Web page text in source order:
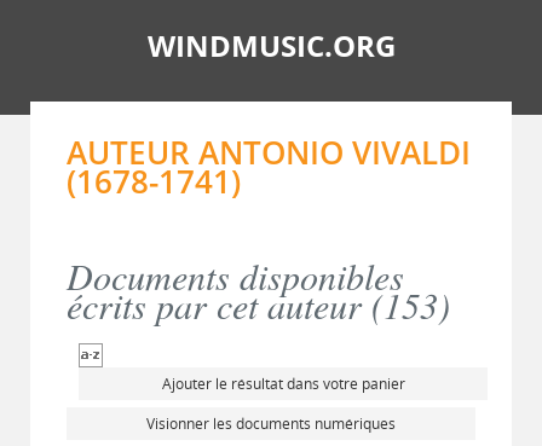
WINDMUSIC.ORG
AUTEUR ANTONIO VIVALDI
(1678-1741)
Documents disponibles
écrits par cet auteur (153)
Ajouter le résultat dans votre panier
Visionner les documents numériques